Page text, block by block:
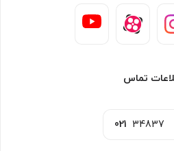
تماس
021 34837